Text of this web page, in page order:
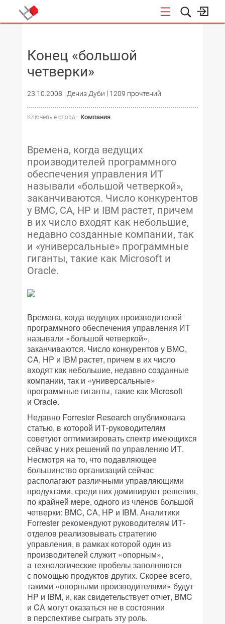
Конец «большой
четверки»
23.10.2008 Дениз Дуби 1209 прочтений
Ключевые слова : Компания
Времена, когда ведущих
производителей программного
обеспечения управления ИТ
называли «большой четверкой»,
заканчиваются. Число конкурентов
у BMC, CA, HP и IBM растет, причем
в их число входят как небольшие,
недавно созданные компании, так
и «универсальные» программные
гиганты, такие как Microsoft и
Oracle.
Времена, когда ведущих производителей
программного обеспечения управления ИТ
называли «большой четверкой»,
заканчиваются. Число конкурентов у BMC,
CA, HP и IBM растет, причем в их число
входят как небольшие, недавно созданные
компании, так и «универсальные»
программные гиганты, такие как Microsoft
и Oracle.
Недавно Forrester Research опубликовала
статью, в которой ИТ-руководителям
советуют оптимизировать спектр имеющихся
сейчас у них решений по управлению ИТ.
Несмотря на то, что подавляющее
большинство организаций сейчас
располагают различными управляющими
продуктами, среди них доминируют решения,
по крайней мере, одного из членов большой
четверки: BMC, CA, HP и IBM. Аналитики
Forrester рекомендуют руководителям ИТ-
отделов реализовывать стратегию
управления, в рамках которой один из
производителей служит «опорным»,
а технологические пробелы заполняются
с помощью продуктов других. Скорее всего,
такими «опорными производителями» будут
HP и IBM, и, как свидетельствует отчет, BMC
и CA могут оказаться не в состоянии
в перспективе сыграть эту роль.